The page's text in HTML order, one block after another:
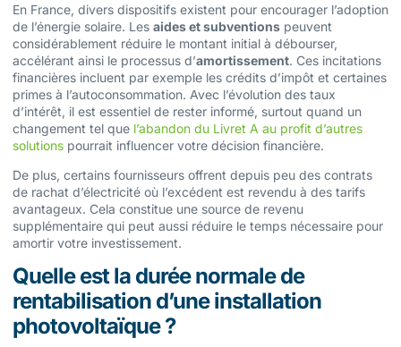
En France, divers dispositifs existent pour encourager l’adoption
de l’énergie solaire. Les aides et subventions peuvent
considérablement réduire le montant initial à débourser,
accélérant ainsi le processus d’amortissement. Ces incitations
financières incluent par exemple les crédits d’impôt et certaines
primes à l’autoconsommation. Avec l’évolution des taux
d’intérêt, il est essentiel de rester informé, surtout quand un
changement tel que l’abandon du Livret A au profit d’autres
solutions pourrait influencer votre décision financière.
De plus, certains fournisseurs offrent depuis peu des contrats
de rachat d’électricité où l’excédent est revendu à des tarifs
avantageux. Cela constitue une source de revenu
supplémentaire qui peut aussi réduire le temps nécessaire pour
amortir votre investissement.
Quelle est la durée normale de
rentabilisation d’une installation
photovoltaïque ?